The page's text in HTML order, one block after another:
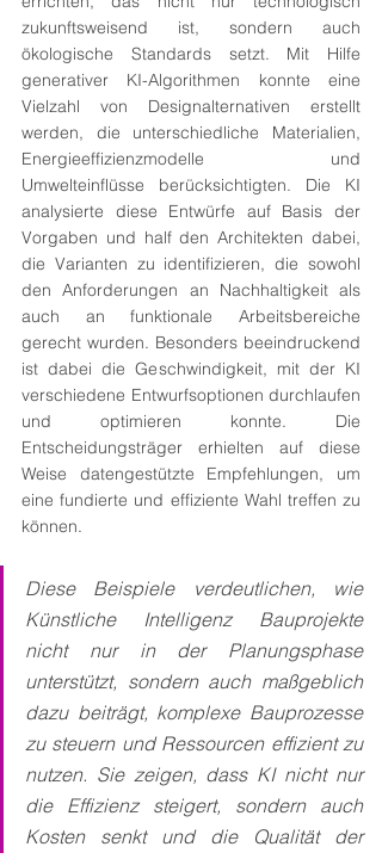
zukunftsweisend ist, sondern auch
ökologische Standards setzt. Mit Hilfe
generativer KI-Algorithmen konnte eine
Vielzahl von Designalternativen erstellt
werden, die unterschiedliche Materialien,
Energieeffizienzmodelle und
Umwelteinflüsse berücksichtigten. Die KI
analysierte diese Entwürfe auf Basis der
Vorgaben und half den Architekten dabei,
die Varianten zu identifizieren, die sowohl
den Anforderungen an Nachhaltigkeit als
auch an funktionale Arbeitsbereiche
gerecht wurden. Besonders beeindruckend
ist dabei die Geschwindigkeit, mit der KI
verschiedene Entwurfsoptionen durchlaufen
und optimieren konnte. Die
Entscheidungsträger erhielten auf diese
Weise datengestützte Empfehlungen, um
eine fundierte und effiziente Wahl treffen zu
können.
Diese Beispiele verdeutlichen, wie
Künstliche Intelligenz Bauprojekte
nicht nur in der Planungsphase
unterstützt, sondern auch maßgeblich
dazu beiträgt, komplexe Bauprozesse
zu steuern und Ressourcen effizient zu
nutzen. Sie zeigen, dass KI nicht nur
die Effizienz steigert, sondern auch
Kosten senkt und die Qualität der